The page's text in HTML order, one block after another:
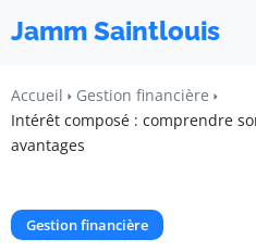
Jamm Saintlouis
Accueil
Gestion financière
Intérêt composé : comprendre
avantages
Gestion financière